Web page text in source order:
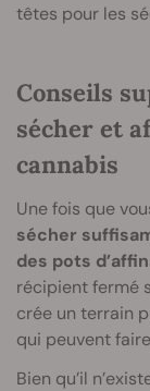
têtes pour les
Conseils
sécher et
cannabis
Une fois que
sécher
des pots
récipient fermé
crée un terrain
qui peuvent
Bien qu’il